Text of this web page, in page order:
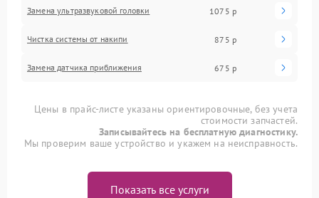
Замена ультразвуковой головки 1075 р
Чистка системы от накипи 875 р
Замена датчика приближения 675 р
Цены в прайс-листе указаны ориентировочные, без учета
стоимости запчастей.
Записывайтесь на бесплатную диагностику.
Мы проверим ваше устройство и укажем на неисправность.
Показать все услуги